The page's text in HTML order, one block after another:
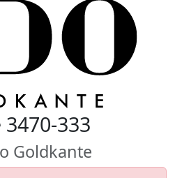
3470-333
Goldkante